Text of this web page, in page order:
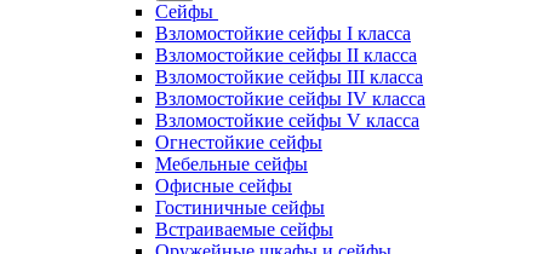
Сейфы
Взломостойкие сейфы I класса
Взломостойкие сейфы II класса
Взломостойкие сейфы III класса
Взломостойкие сейфы IV класса
Взломостойкие сейфы V класса
Огнестойкие сейфы
Мебельные сейфы
Офисные сейфы
Гостиничные сейфы
Встраиваемые сейфы